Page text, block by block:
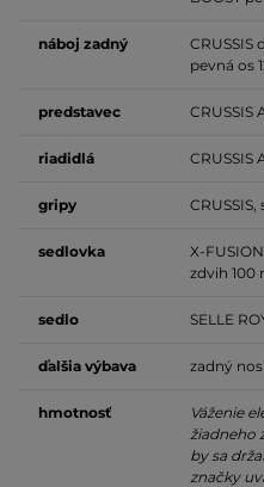
náboj zadný
CRUSSIS
pevná os
predstavec CRUSSIS
riadidlá CRUSSIS
gripy
sedlovka
X-
zdvih 100
sedlo SELLE
ďalšia výbava zadný
hmotnosť
Váženie
žiadneho
by sa
značky